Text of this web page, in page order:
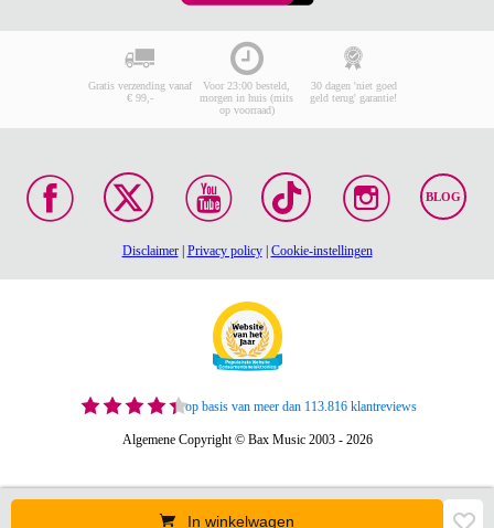
In winkelwagen
Gratis verzending vanaf
€ 99,-
Voor 23:00 besteld,
morgen in huis (mits
op voorraad)
30 dagen 'niet goed
geld terug' garantie!
BLOG
Disclaimer| Privacy policy| Cookie-instellingen
op basis van meer dan 113.816 klantreviews
Algemene Copyright © Bax Music 2003 - 2026